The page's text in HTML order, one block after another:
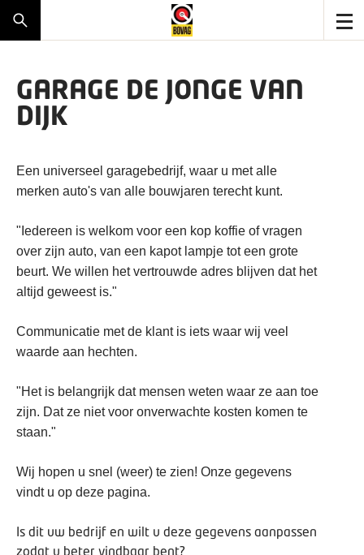
GARAGE DE JONGE VAN
DIJK
Een universeel garagebedrijf, waar u met alle
merken auto's van alle bouwjaren terecht kunt.
"Iedereen is welkom voor een kop koffie of vragen
over zijn auto, van een kapot lampje tot een grote
beurt. We willen het vertrouwde adres blijven dat het
altijd geweest is."
Communicatie met de klant is iets waar wij veel
waarde aan hechten.
"Het is belangrijk dat mensen weten waar ze aan toe
zijn. Dat ze niet voor onverwachte kosten komen te
staan."
Wij hopen u snel (weer) te zien! Onze gegevens
vindt u op deze pagina.
Is dit uw bedrijf en wilt u deze gegevens aanpassen
zodat u beter vindbaar bent?